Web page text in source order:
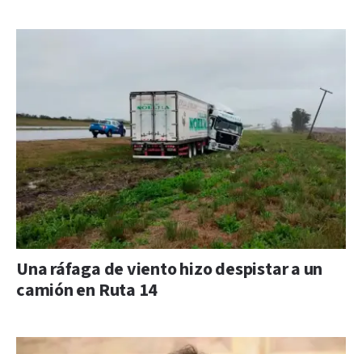
Una ráfaga de viento hizo despistar a un
camión en Ruta 14